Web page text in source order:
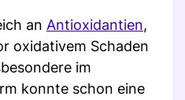
an Antioxidantien,
oxidativem Schaden
im
konnte schon eine